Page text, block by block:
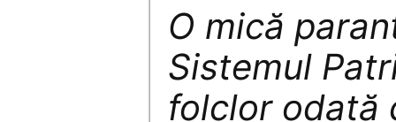
O mică
Sistemul
folclor odată